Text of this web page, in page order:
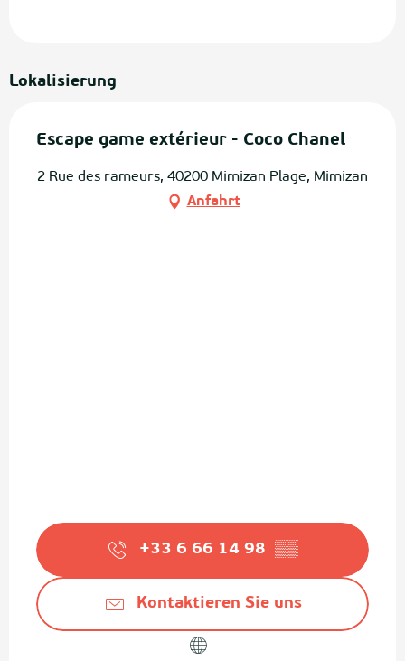
Lokalisierung
Escape game extérieur - Coco Chanel
2 Rue des rameurs, 40200 Mimizan Plage, Mimizan
Anfahrt
+33 6 66 14 98 ▒▒
Kontaktieren Sie uns